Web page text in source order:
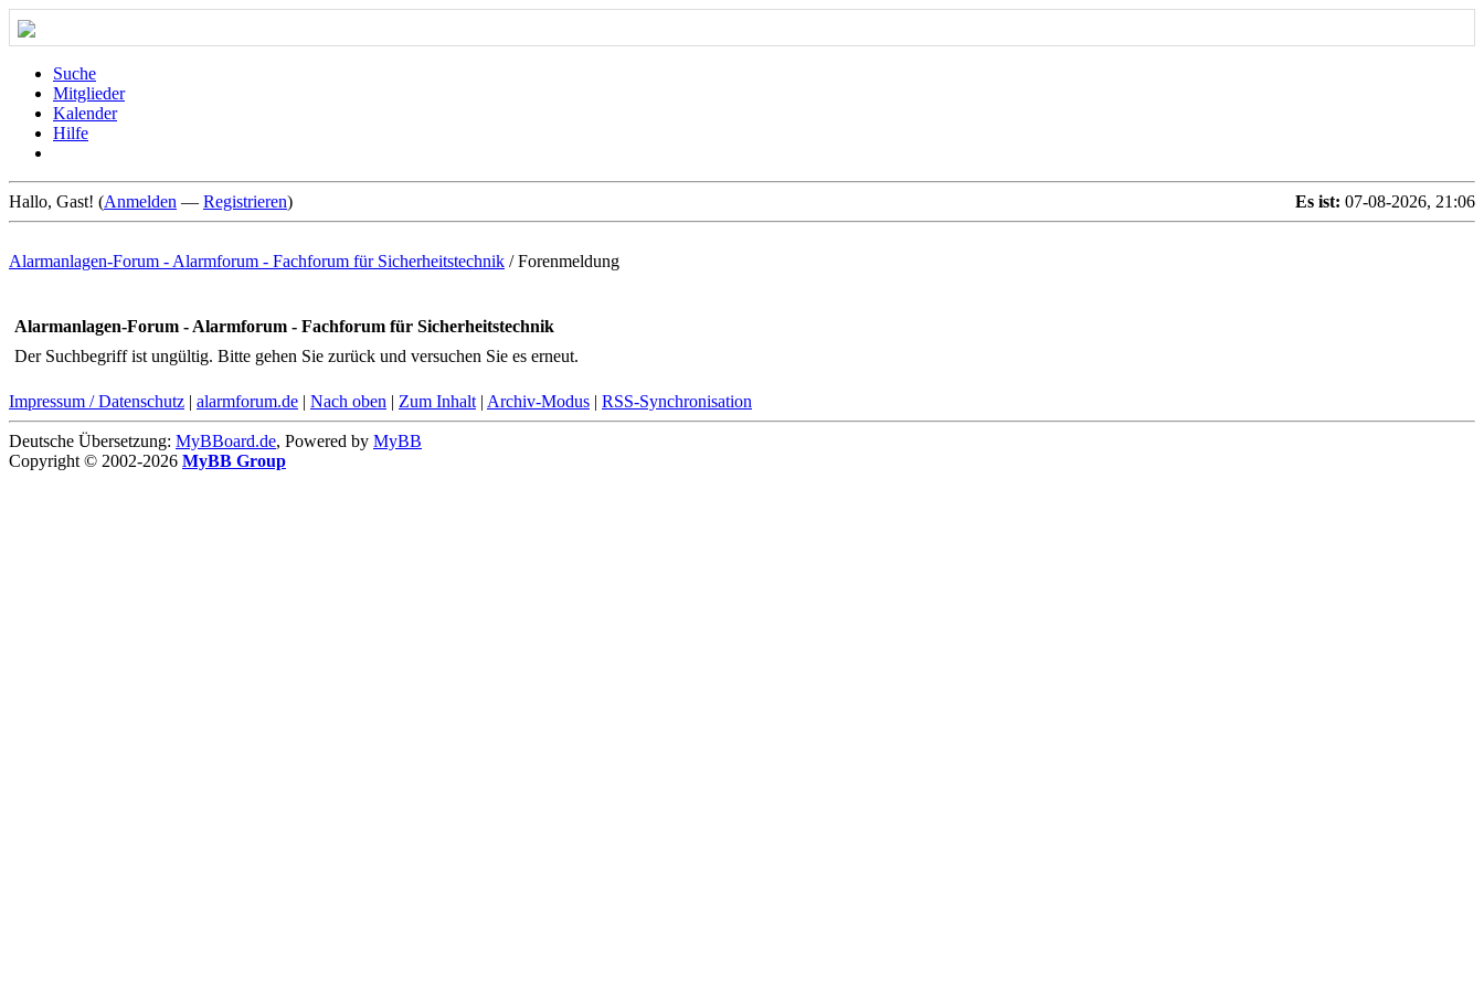
Suche
Mitglieder
Kalender
Hilfe
Es ist: 07-08-2026, 21:06
Hallo, Gast! (Anmelden — Registrieren)
Alarmanlagen-Forum - Alarmforum - Fachforum für Sicherheitstechnik /Forenmeldung
Alarmanlagen-Forum - Alarmforum - Fachforum für Sicherheitstechnik
Der Suchbegriff ist ungültig. Bitte gehen Sie zurück und versuchen Sie es erneut.
Impressum / Datenschutz | alarmforum.de | Nach oben | Zum Inhalt | Archiv-Modus | RSS-Synchronisation
Deutsche Übersetzung: MyBBoard.de, Powered by MyBB
Copyright © 2002-2026 MyBB Group